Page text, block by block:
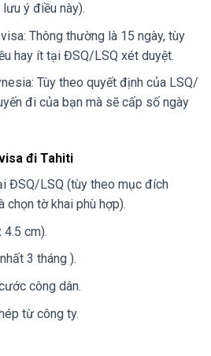
ý điều này).
Thông thường là 15 ngày, tùy
hay ít tại ĐSQ/LSQ xét duyệt.
Tùy theo quyết định của LSQ/
đi của bạn mà sẽ cấp số ngày
đi Tahiti
ĐSQ/LSQ (tùy theo mục đích
chọn tờ khai phù hợp).
4.5 cm).
3 tháng ).
công dân.
từ công ty.